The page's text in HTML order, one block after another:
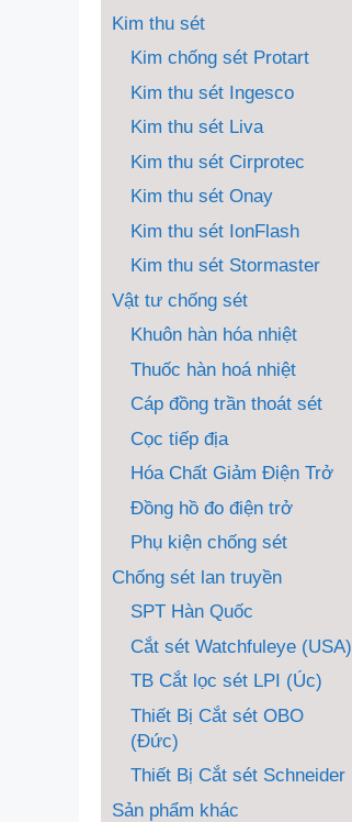
Kim thu sét
Kim chống sét Protart
Kim thu sét Ingesco
Kim thu sét Liva
Kim thu sét Cirprotec
Kim thu sét Onay
Kim thu sét IonFlash
Kim thu sét Stormaster
Vật tư chống sét
Khuôn hàn hóa nhiệt
Thuốc hàn hoá nhiệt
Cáp đồng trần thoát sét
Cọc tiếp địa
Hóa Chất Giảm Điện Trở
Đồng hồ đo điện trở
Phụ kiện chống sét
Chống sét lan truyền
SPT Hàn Quốc
Cắt sét Watchfuleye (USA)
TB Cắt lọc sét LPI (Úc)
Thiết Bị Cắt sét OBO
(Đức)
Thiết Bị Cắt sét Schneider
Sản phẩm khác